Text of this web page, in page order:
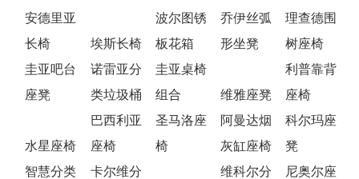
安德里亚
长椅
埃斯长椅
波尔图锈
板花箱
乔伊丝弧
形坐凳
理查德围
树座椅
圭亚吧台
座凳
诺雷亚分
类垃圾桶
圭亚桌椅
组合
维雅座凳
利普靠背
座椅
水星座椅
巴西利亚
座椅
圣马洛座
椅
阿曼达烟
灰缸座椅
科尔玛座
凳
智慧分类
卡尔维分
维科尔分
尼奥尔座